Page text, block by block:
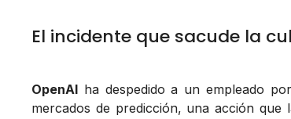
El incidente que sacude la
OpenAI ha despedido a un empleado
mercados de predicción, una acción que